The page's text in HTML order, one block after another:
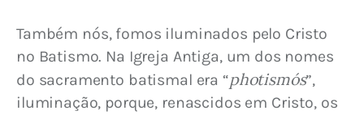
Também nós, fomos iluminados pelo Cristo
no Batismo. Na Igreja Antiga, um dos nomes
do sacramento batismal era “photismós”,
iluminação, porque, renascidos em Cristo, os